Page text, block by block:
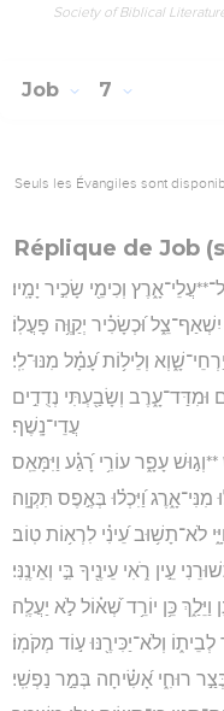
Society of Biblical
Job 7
Seuls les Évangiles sont
Réplique de Job
וְכִימֵ֖י שָׂכִ֣יר יָמָֽיו׃
וּ֝כְשָׂכִ֗יר יְקַוֶּ֥ה פָעֳלֽוֹ׃
וְלֵיל֥וֹת עָ֝מָ֗ל מִנּוּ־לִֽי׃
וּמִדַּד־עָ֑רֶב וְשָׂבַ֖עְתִּי נְדֻדִ֣ים
עֲדֵי־נָֽשֶׁף׃
עָפָ֑ר עוֹרִ֥י רָ֝גַ֗ע וַיִּמָּאֵֽס׃
מִנִּי־אָ֑רֶג וַ֝יִּכְל֗וּ בְּאֶ֣פֶס תִּקְוָֽה׃
לֹא־תָשׁ֥וּב עֵ֝ינִ֗י לִרְא֥וֹת טֽוֹב׃
עֵ֣ין רֹ֑אִי עֵינֶ֖יךָ בִּ֣י וְאֵינֶֽנִּי׃
וַיֵּלַ֑ךְ כֵּ֥ן יוֹרֵ֥ד שְׁ֝א֗וֹל לֹ֣א יַעֲלֶֽה׃
וְלֹא־יַכִּירֶ֖נּוּ ע֣וֹד מְקֹמֽוֹ׃
רוּחִ֑י אָ֝שִׂ֗יחָה בְּמַ֣ר נַפְשִֽׁי׃